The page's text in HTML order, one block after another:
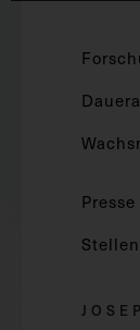
Presse